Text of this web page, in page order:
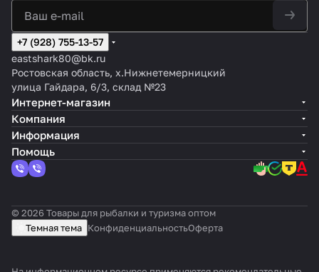
+7 (928) 755-13-57
eastshark80@bk.ru
Ростовская область, х.Нижнетемерницкий
улица Гайдара, 6/3, склад №23
Интернет-магазин
Компания
Информация
Помощь
© 2026 Товары для рыбалки и туризма оптом
Темная тема КонфиденциальностьОферта